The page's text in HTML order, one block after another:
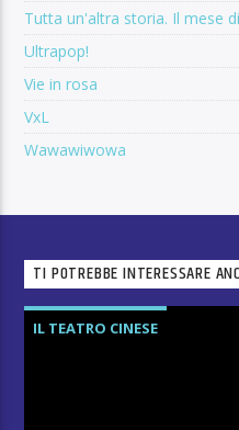
Tutta un'altra storia. Il mese
Ultrapop!
Vie in rosa
VxL
Wawawiwowa
TI POTREBBE INTERESSARE
IL TEATRO CINESE